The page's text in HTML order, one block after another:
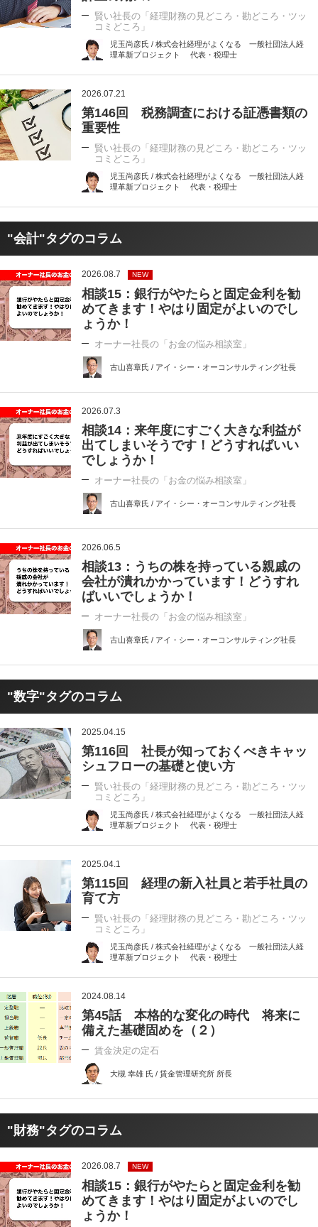
賢い社長の「経理財務の見どころ・勘どころ・ツッ
コミどころ」
児玉尚彦氏 / 株式会社経理がよくなる 一般社団法人経
理革新プロジェクト 代表・税理士
2026.07.21
第146回 税務調査における証憑書類の
重要性
賢い社長の「経理財務の見どころ・勘どころ・ツッ
コミどころ」
児玉尚彦氏 / 株式会社経理がよくなる 一般社団法人経
理革新プロジェクト 代表・税理士
"会計"タグのコラム
2026.08.7 NEW
相談15：銀行がやたらと固定金利を勧
めてきます！やはり固定がよいのでし
ょうか！
オーナー社長の「お金の悩み相談室」
古山喜章氏 / アイ・シー・オーコンサルティング社長
2026.07.3
相談14：来年度にすごく大きな利益が
出てしまいそうです！どうすればいい
でしょうか！
オーナー社長の「お金の悩み相談室」
古山喜章氏 / アイ・シー・オーコンサルティング社長
2026.06.5
相談13：うちの株を持っている親戚の
会社が潰れかかっています！どうすれ
ばいいでしょうか！
オーナー社長の「お金の悩み相談室」
古山喜章氏 / アイ・シー・オーコンサルティング社長
"数字"タグのコラム
2025.04.15
第116回 社長が知っておくべきキャッ
シュフローの基礎と使い方
賢い社長の「経理財務の見どころ・勘どころ・ツッ
コミどころ」
児玉尚彦氏 / 株式会社経理がよくなる 一般社団法人経
理革新プロジェクト 代表・税理士
2025.04.1
第115回 経理の新入社員と若手社員の
育て方
賢い社長の「経理財務の見どころ・勘どころ・ツッ
コミどころ」
児玉尚彦氏 / 株式会社経理がよくなる 一般社団法人経
理革新プロジェクト 代表・税理士
2024.08.14
第45話 本格的な変化の時代 将来に
備えた基礎固めを（２）
賃金決定の定石
大槻 幸雄 氏 / 賃金管理研究所 所長
"財務"タグのコラム
2026.08.7 NEW
相談15：銀行がやたらと固定金利を勧
めてきます！やはり固定がよいのでし
ょうか！